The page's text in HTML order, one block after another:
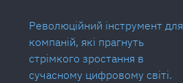
Революційний інструмент для
компаній, які прагнуть
стрімкого зростання в
сучасному цифровому світі.